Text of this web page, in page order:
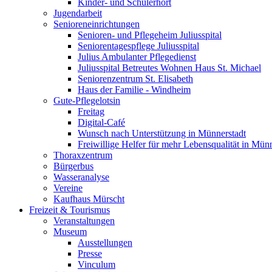
Kinder- und Schülerhort
Jugendarbeit
Senioreneinrichtungen
Senioren- und Pflegeheim Juliusspital
Seniorentagespflege Juliusspital
Julius Ambulanter Pflegedienst
Juliusspital Betreutes Wohnen Haus St. Michael
Seniorenzentrum St. Elisabeth
Haus der Familie - Windheim
Gute-Pflegelotsin
Freitag
Digital-Café
Wunsch nach Unterstützung in Münnerstadt
Freiwillige Helfer für mehr Lebensqualität in
Thoraxzentrum
Bürgerbus
Wasseranalyse
Vereine
Kaufhaus Mürscht
Freizeit & Tourismus
Veranstaltungen
Museum
Ausstellungen
Presse
Vinculum